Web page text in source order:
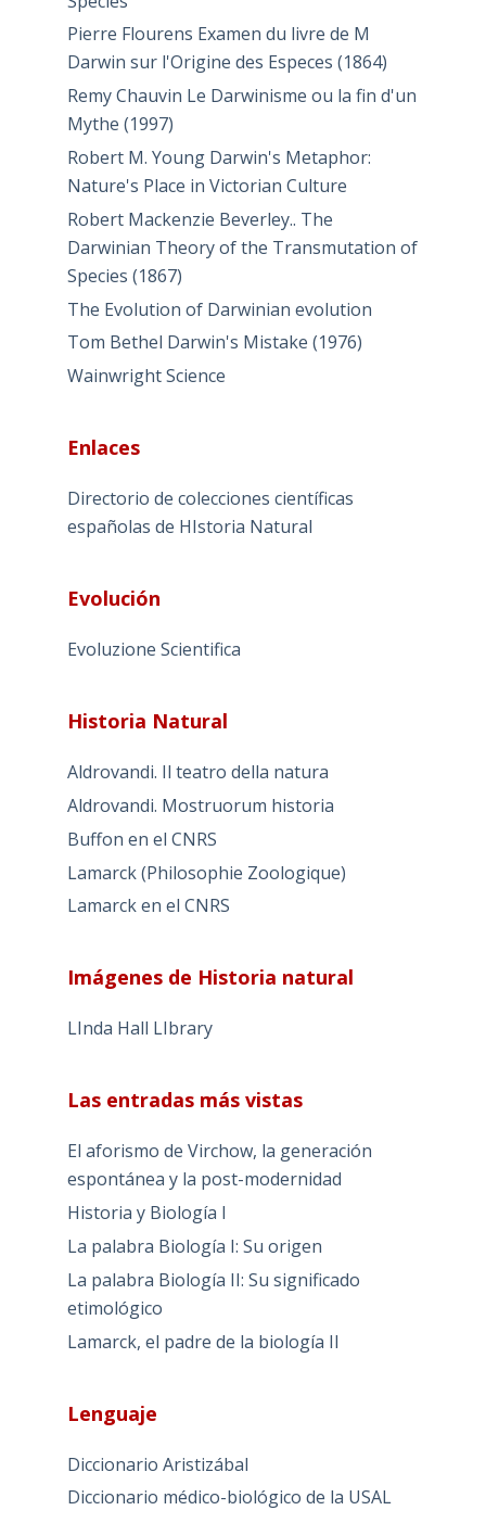
Pierre Flourens Examen du livre de M
Darwin sur l'Origine des Especes (1864)
Remy Chauvin Le Darwinisme ou la fin d'un
Mythe (1997)
Robert M. Young Darwin's Metaphor:
Nature's Place in Victorian Culture
Robert Mackenzie Beverley.. The
Darwinian Theory of the Transmutation of
Species (1867)
The Evolution of Darwinian evolution
Tom Bethel Darwin's Mistake (1976)
Wainwright Science
Enlaces
Directorio de colecciones científicas
españolas de HIstoria Natural
Evolución
Evoluzione Scientifica
Historia Natural
Aldrovandi. Il teatro della natura
Aldrovandi. Mostruorum historia
Buffon en el CNRS
Lamarck (Philosophie Zoologique)
Lamarck en el CNRS
Imágenes de Historia natural
LInda Hall LIbrary
Las entradas más vistas
El aforismo de Virchow, la generación
espontánea y la post-modernidad
Historia y Biología I
La palabra Biología I: Su origen
La palabra Biología II: Su significado
etimológico
Lamarck, el padre de la biología II
Lenguaje
Diccionario Aristizábal
Diccionario médico-biológico de la USAL